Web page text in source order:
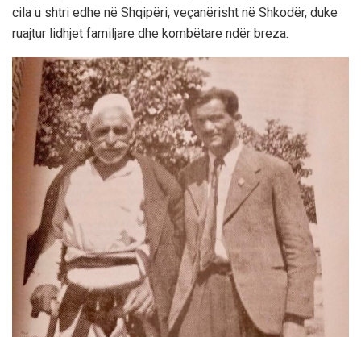
cila u shtri edhe në Shqipëri, veçanërisht në Shkodër, duke
ruajtur lidhjet familjare dhe kombëtare ndër breza.